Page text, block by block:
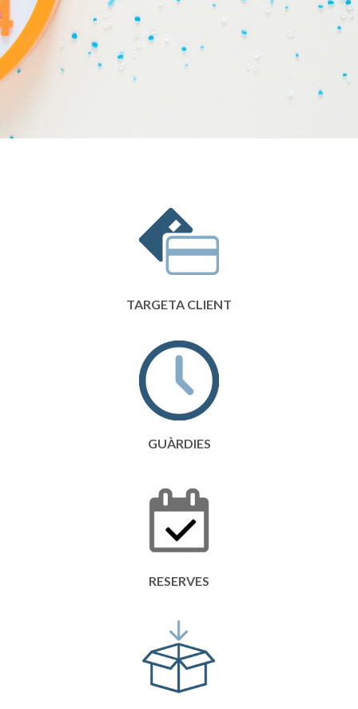
TARGETA CLIENT
GUÀRDIES
RESERVES